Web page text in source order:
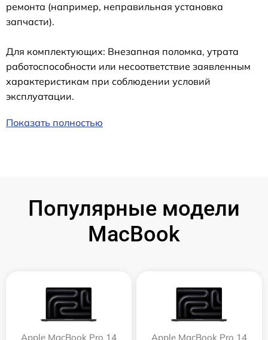
ремонта (например, неправильная установка
запчасти).
Для комплектующих: Внезапная поломка, утрата
работоспособности или несоответствие заявленным
характеристикам при соблюдении условий
эксплуатации.
Показать полностью
Популярные модели
MacBook
Apple MacBook Pro 14
Apple MacBook Pro 14